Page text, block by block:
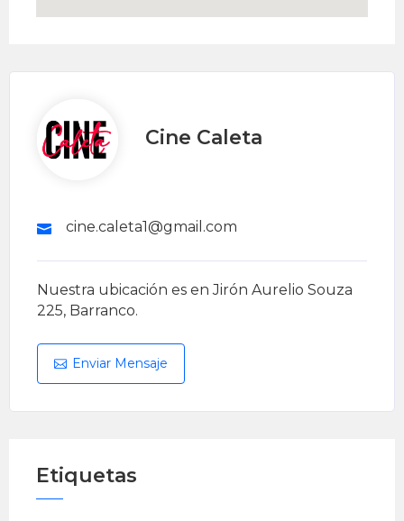
Cine Caleta
cine.caleta1@gmail.com
Nuestra ubicación es en Jirón Aurelio Souza
225, Barranco.
Enviar Mensaje
Etiquetas